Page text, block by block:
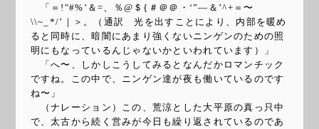
「＝!"#%’＆=、％@＄{＃＠＠・‘”―＆’^+＝〜
\\~_*/’｜＞。（通訳 光を出すことにより、内部を暖め
ると同時に、暗闇にあまり強くないニンゲンのための照
明にもなっているんじゃないかといわれています）」
「へ〜、しかしこうしてみるとなんだかロマンチック
ですね。この中で、ニンゲン達が夜も働いているのです
ね〜」
（ナレーション）この、荒涼とした大平原の真っ只中
で、太古から続く営みが今日も繰り返されているのであ